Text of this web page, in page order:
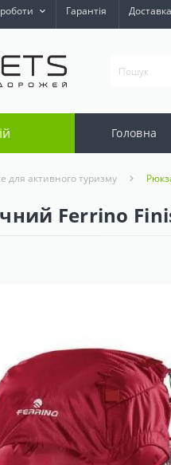
Гарантія Доставка
Головна
для активного туризму
Ferrino